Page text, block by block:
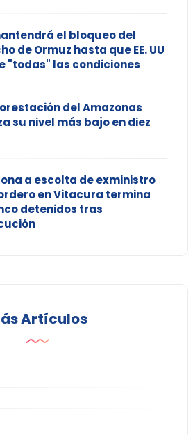
el bloqueo del
de Ormuz hasta que EE. UU
"todas" las condiciones
del Amazonas
su nivel más bajo en diez
a escolta de exministro
en Vitacura termina
detenidos tras
Artículos